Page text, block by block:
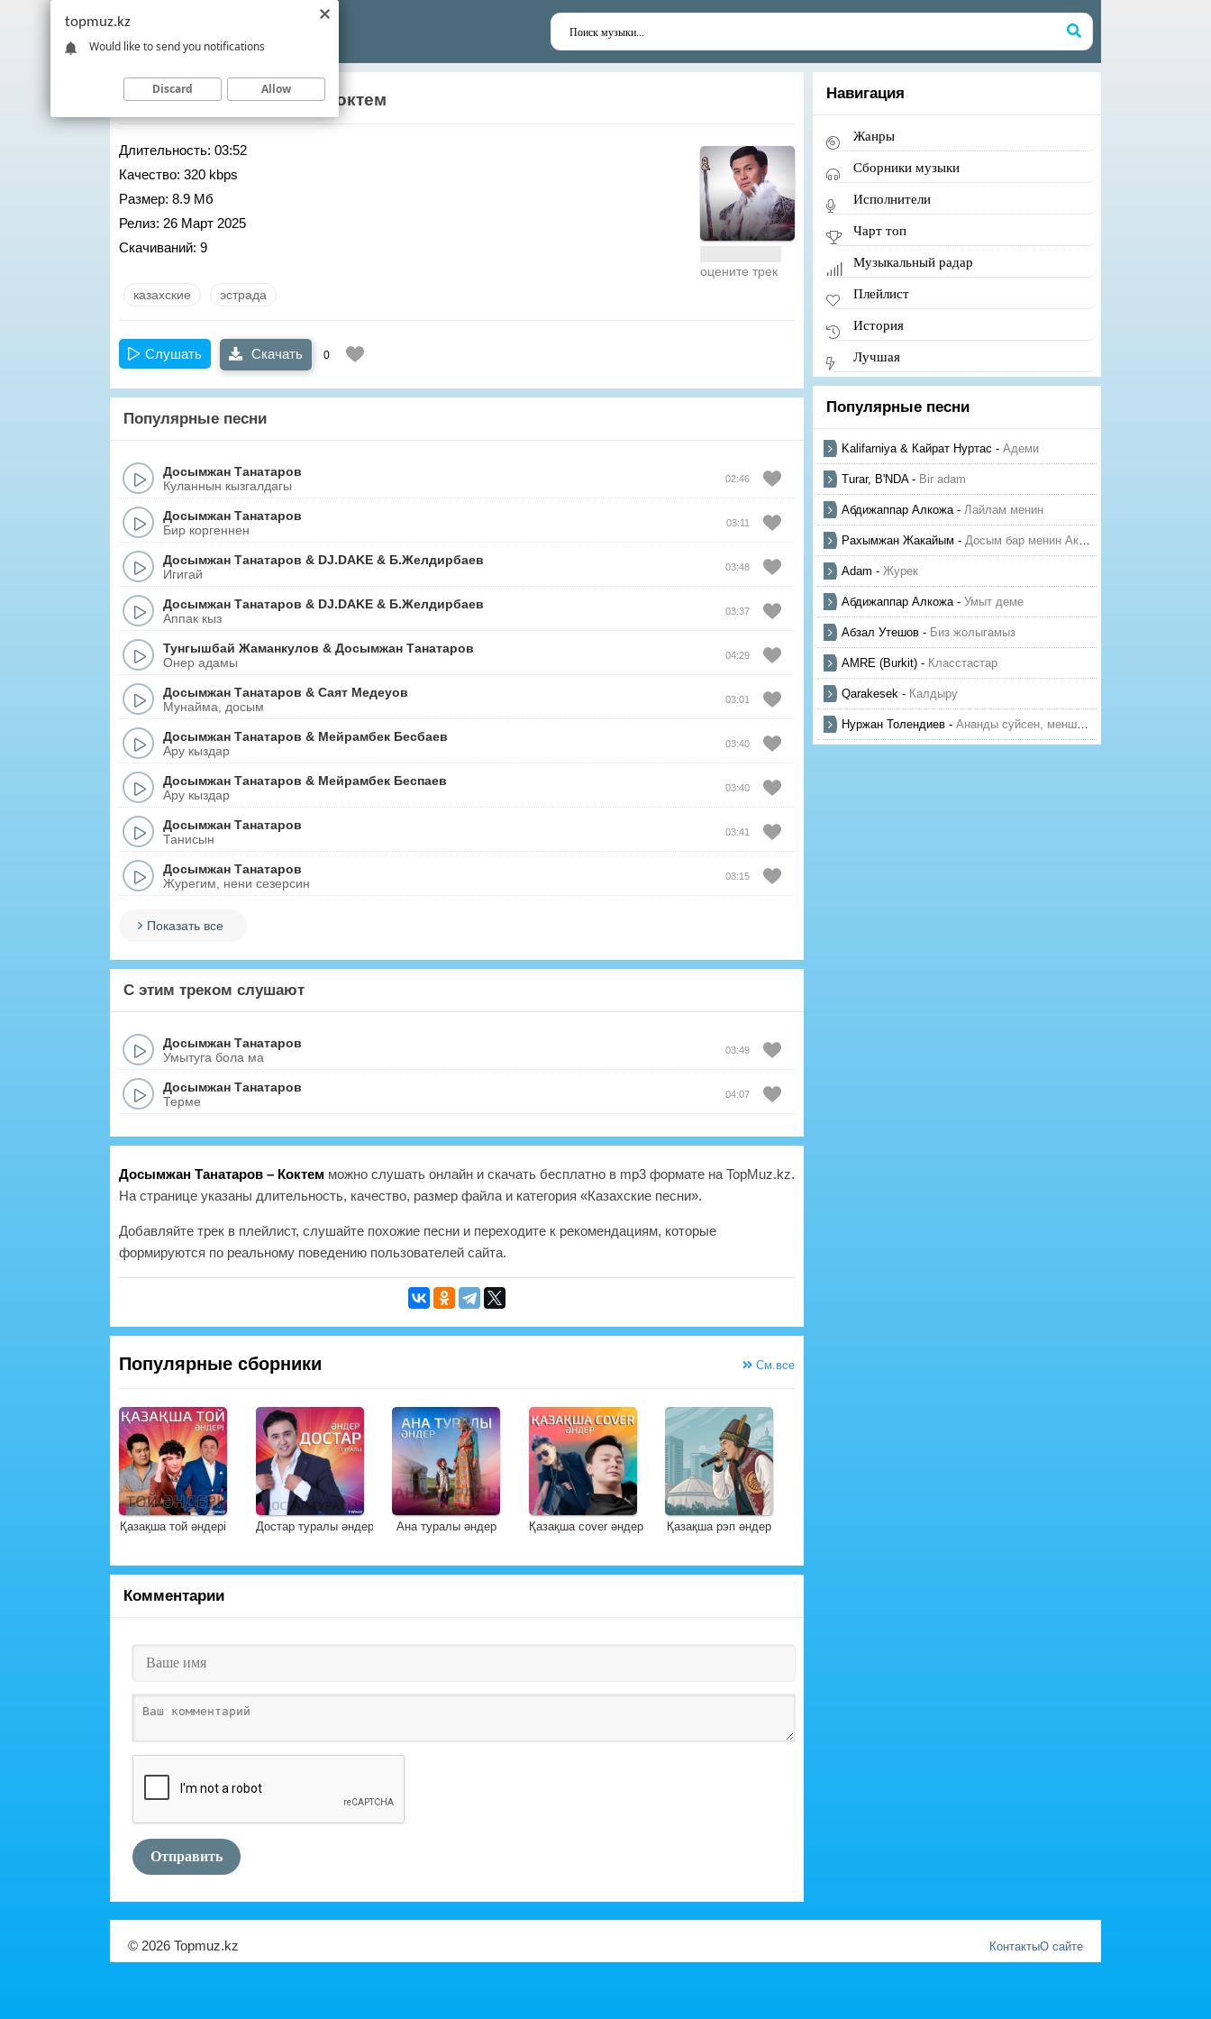
Досымжан Танатаров– Коктем
Длительность: 03:52
Качество: 320 kbps
Размер: 8.9 Мб
Релиз: 26 Март 2025
Скачиваний: 9
оцените трек
казахские эстрада
Слушать Скачать 0
Популярные песни
Досымжан Танатаров
Куланнын кызгалдагы
02:46
Досымжан Танатаров
Бир коргеннен
03:11
Досымжан Танатаров & DJ.DAKE & Б.Желдирбаев
Игигай
03:48
Досымжан Танатаров & DJ.DAKE & Б.Желдирбаев
Аппак кыз
03:37
Тунгышбай Жаманкулов & Досымжан Танатаров
Онер адамы
04:29
Досымжан Танатаров & Саят Медеуов
Мунайма, досым
03:01
Досымжан Танатаров & Мейрамбек Бесбаев
Ару кыздар
03:40
Досымжан Танатаров & Мейрамбек Беспаев
Ару кыздар
03:40
Досымжан Танатаров
Танисын
03:41
Досымжан Танатаров
Журегим, нени сезерсин
03:15
Показать все
С этим треком слушают
Досымжан Танатаров
Умытуга бола ма
03:49
Досымжан Танатаров
Терме
04:07
Досымжан Танатаров – Коктем можно слушать онлайн и скачать бесплатно в mp3 формате на TopMuz.kz.
На странице указаны длительность, качество, размер файла и категория «Казахские песни».
Добавляйте трек в плейлист, слушайте похожие песни и переходите к рекомендациям, которые
формируются по реальному поведению пользователей сайта.
Популярные сборники См.все
Қазақша той әндері Достар туралы әндер Ана туралы әндер Қазақша cover әндер Қазақша рэп әндер
Комментарии
Отправить
Навигация
Жанры
Сборники музыки
Исполнители
Чарт топ
Музыкальный радар
Плейлист
История
Лучшая
Популярные песни
Kalifarniya & Кайрат Нуртас - Адеми
Turar, B'NDA- Bir adam
Абдижаппар Алкожа- Лайлам менин
Рахымжан Жакайым - Досым бар менин Актауда
Adam - Журек
Абдижаппар Алкожа- Умыт деме
Абзал Утешов - Биз жолыгамыз
AMRE (Burkit) - Класстастар
Qarakesek - Калдыру
Нуржан Толендиев - Ананды суйсен, менше суй
© 2026 Topmuz.kz КонтактыО сайте
topmuz.kz
Would like to send you notifications
Discard Allow